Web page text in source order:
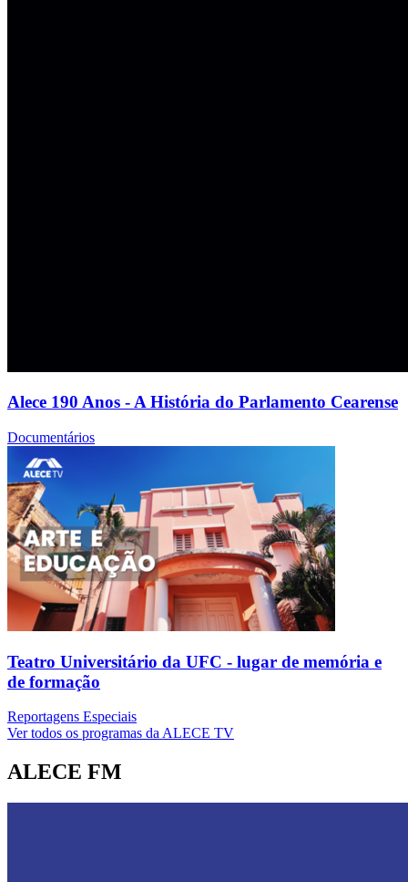
Alece 190 Anos - A História do Parlamento Cearense
Documentários
Teatro Universitário da UFC - lugar de memória e
de formação
Reportagens Especiais
Ver todos os programas da ALECE TV
ALECE FM